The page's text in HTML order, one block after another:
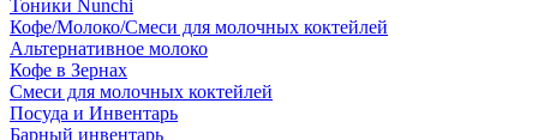
Тоники Nunchi
Кофе/Молоко/Смеси для молочных коктейлей
Альтернативное молоко
Кофе в Зернах
Смеси для молочных коктейлей
Посуда и Инвентарь
Барный инвентарь